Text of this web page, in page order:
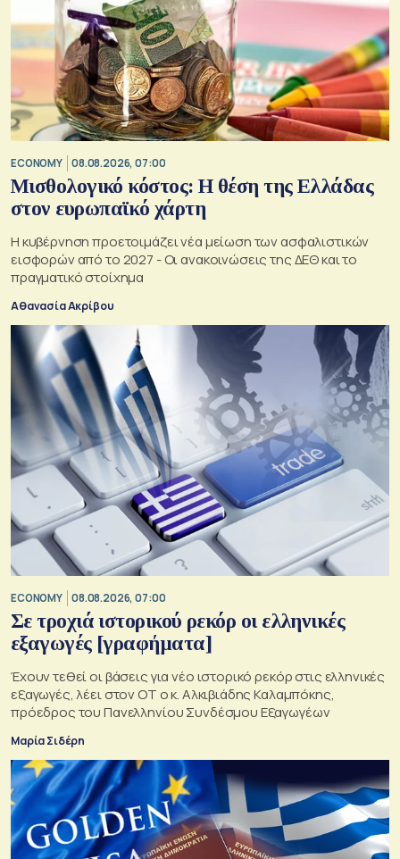
ECONOMY 08.08.2026, 07:00
Μισθολογικό κόστος: Η θέση της Ελλάδας
στον ευρωπαϊκό χάρτη
Η κυβέρνηση προετοιμάζει νέα μείωση των ασφαλιστικών
εισφορών από το 2027 - Οι ανακοινώσεις της ΔΕΘ και το
πραγματικό στοίχημα
Αθανασία Ακρίβου
ECONOMY 08.08.2026, 07:00
Σε τροχιά ιστορικού ρεκόρ οι ελληνικές
εξαγωγές [γραφήματα]
Έχουν τεθεί οι βάσεις για νέο ιστορικό ρεκόρ στις ελληνικές
εξαγωγές, λέει στον ΟΤ ο κ. Αλκιβιάδης Καλαμπόκης,
πρόεδρος του Πανελληνίου Συνδέσμου Εξαγωγέων
Μαρία Σιδέρη